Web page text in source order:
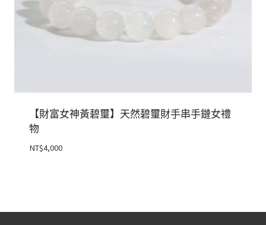
【財富女神黃碧璽】天然碧璽財手串手鏈女禮
物
NT$4,000